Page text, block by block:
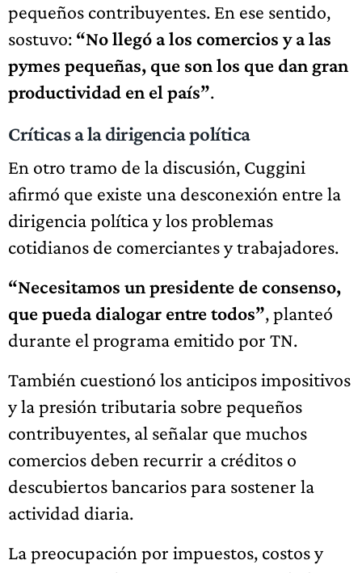
pequeños contribuyentes. En ese sentido,
sostuvo: “No llegó a los comercios y a las
pymes pequeñas, que son los que dan gran
productividad en el país”.
Críticas a la dirigencia política
En otro tramo de la discusión, Cuggini
afirmó que existe una desconexión entre la
dirigencia política y los problemas
cotidianos de comerciantes y trabajadores.
“Necesitamos un presidente de consenso,
que pueda dialogar entre todos”, planteó
durante el programa emitido por TN.
También cuestionó los anticipos impositivos
y la presión tributaria sobre pequeños
contribuyentes, al señalar que muchos
comercios deben recurrir a créditos o
descubiertos bancarios para sostener la
actividad diaria.
La preocupación por impuestos, costos y